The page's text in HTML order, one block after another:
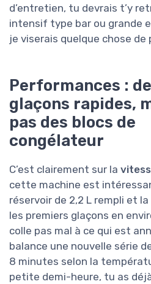
d’entretien, tu devrais t’y
intensif type bar ou grande
je viserais quelque chose de
Performances :
glaçons rapides,
pas des blocs de
congélateur
C’est clairement sur la
cette machine est
réservoir de 2,2 L rempli et la
les premiers glaçons en
colle pas mal à ce qui est
balance une nouvelle série
8 minutes selon la
petite demi-heure, tu as